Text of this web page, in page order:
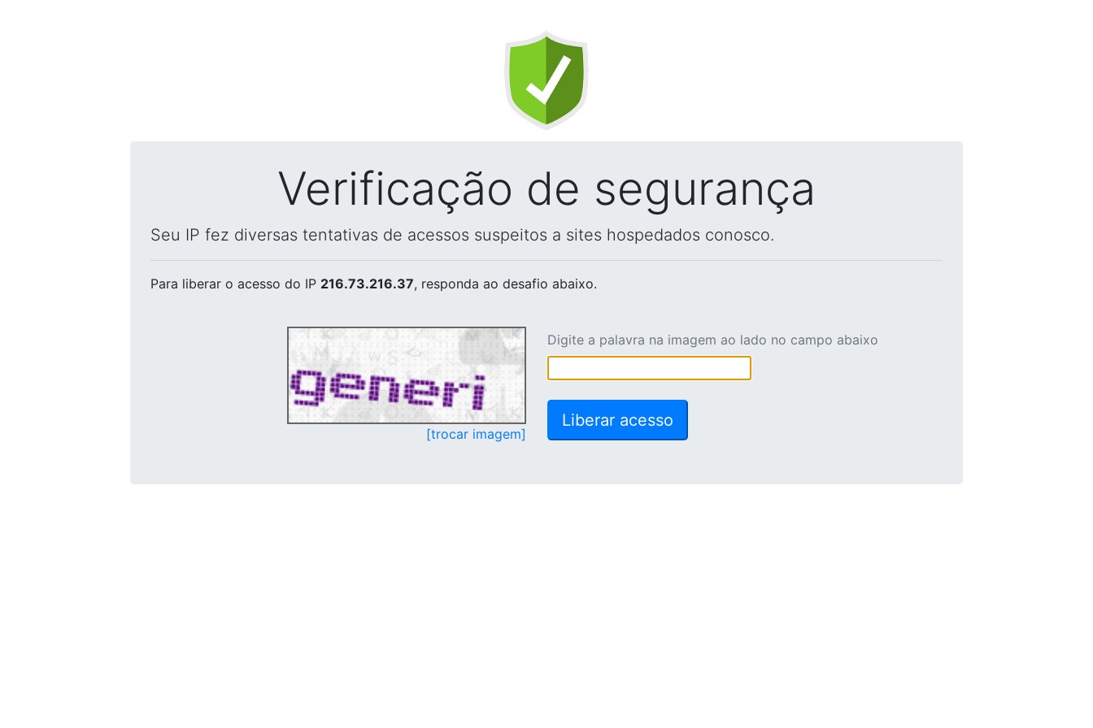
Verificação de segurança
Seu IP fez diversas tentativas de acessos suspeitos a sites hospedados conosco.
Para liberar o acesso do IP 216.73.216.37, responda ao desafio abaixo.
[trocar imagem]
Digite a palavra na imagem ao lado no campo abaixo